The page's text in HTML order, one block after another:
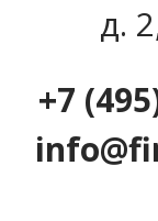
д.
+7